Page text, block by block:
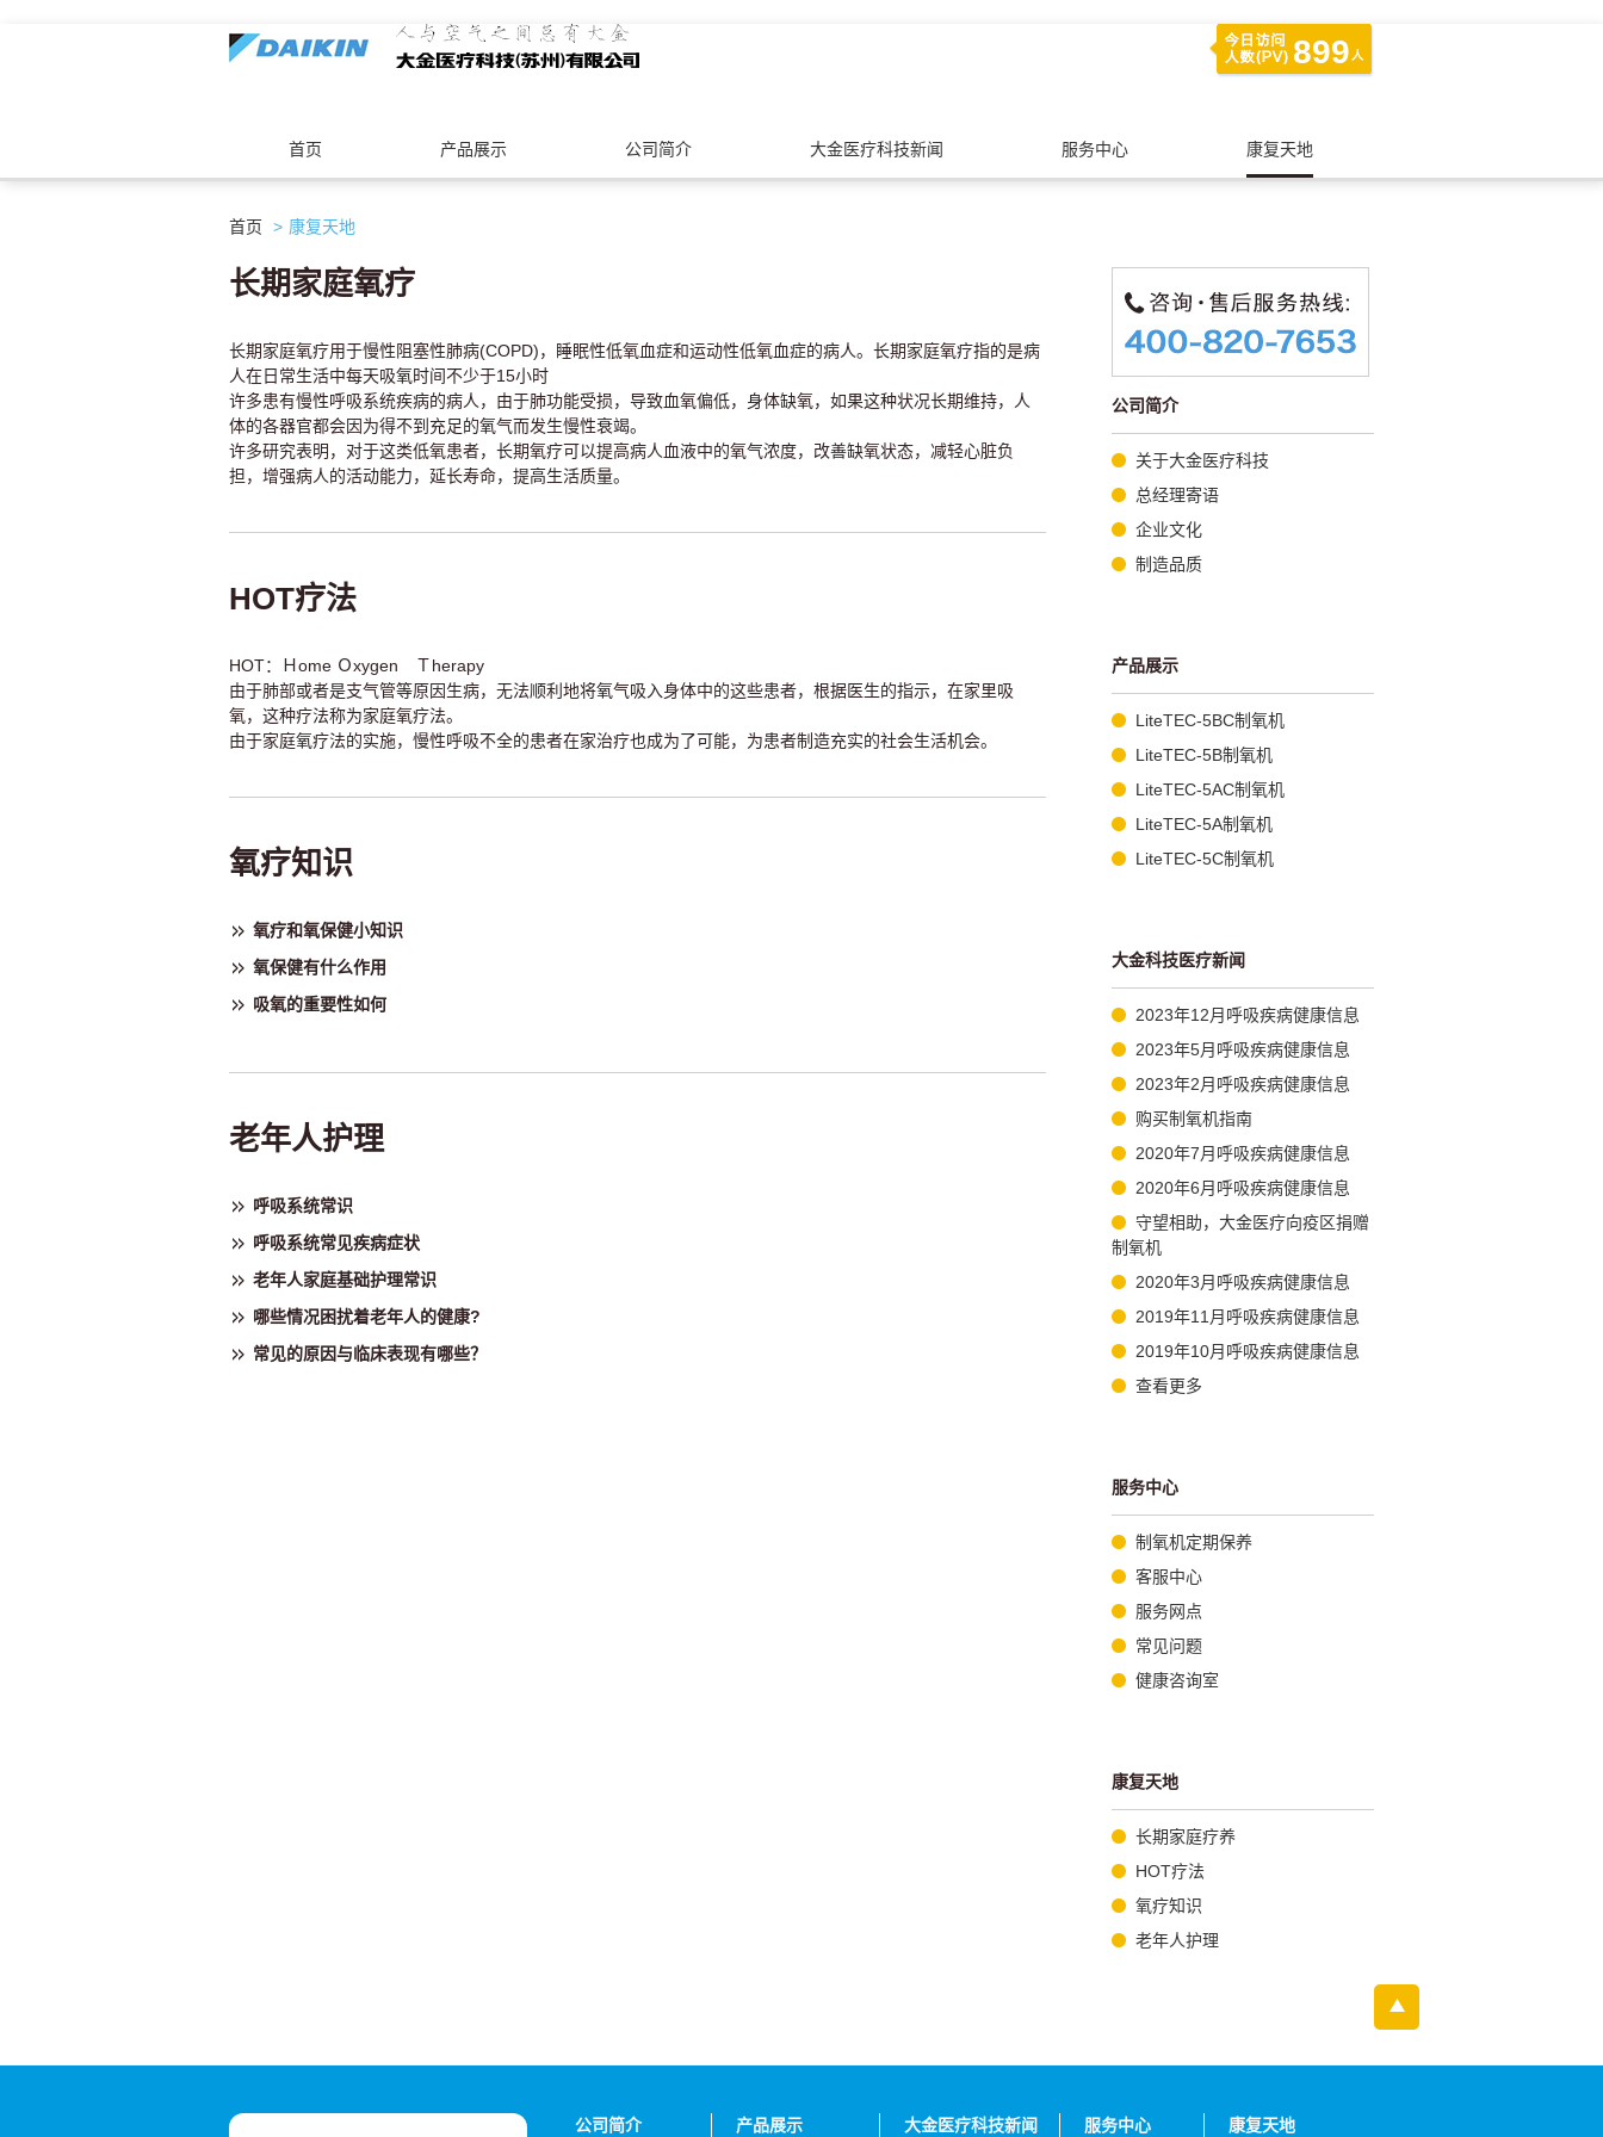
899
首页 产品展示 公司简介 大金医疗科技新闻 服务中心 康复天地
首页 康复天地
长期家庭氧疗
长期家庭氧疗用于慢性阻塞性肺病(COPD)，睡眠性低氧血症和运动性低氧血症的病人。长期家庭氧疗指的是病
人在日常生活中每天吸氧时间不少于15小时
许多患有慢性呼吸系统疾病的病人，由于肺功能受损，导致血氧偏低，身体缺氧，如果这种状况长期维持，人
体的各器官都会因为得不到充足的氧气而发生慢性衰竭。
许多研究表明，对于这类低氧患者，长期氧疗可以提高病人血液中的氧气浓度，改善缺氧状态，减轻心脏负
担，增强病人的活动能力，延长寿命，提高生活质量。
HOT疗法
HOT：Ｈome Ｏxygen Ｔherapy
由于肺部或者是支气管等原因生病，无法顺利地将氧气吸入身体中的这些患者，根据医生的指示，在家里吸
氧，这种疗法称为家庭氧疗法。
由于家庭氧疗法的实施，慢性呼吸不全的患者在家治疗也成为了可能，为患者制造充实的社会生活机会。
氧疗知识
氧疗和氧保健小知识
氧保健有什么作用
吸氧的重要性如何
老年人护理
呼吸系统常识
呼吸系统常见疾病症状
老年人家庭基础护理常识
哪些情况困扰着老年人的健康?
常见的原因与临床表现有哪些？
公司简介
关于大金医疗科技
总经理寄语
企业文化
制造品质
产品展示
LiteTEC-5BC制氧机
LiteTEC-5B制氧机
LiteTEC-5AC制氧机
LiteTEC-5A制氧机
LiteTEC-5C制氧机
大金科技医疗新闻
2023年12月呼吸疾病健康信息
2023年5月呼吸疾病健康信息
2023年2月呼吸疾病健康信息
购买制氧机指南
2020年7月呼吸疾病健康信息
2020年6月呼吸疾病健康信息
守望相助，大金医疗向疫区捐赠
制氧机
2020年3月呼吸疾病健康信息
2019年11月呼吸疾病健康信息
2019年10月呼吸疾病健康信息
查看更多
服务中心
制氧机定期保养
客服中心
服务网点
常见问题
健康咨询室
康复天地
长期家庭疗养
HOT疗法
氧疗知识
老年人护理
公司简介 产品展示 大金医疗科技新闻 服务中心 康复天地